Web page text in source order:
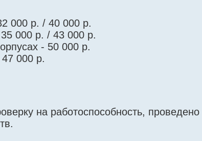
000 р. / 40 000 р.
000 р. / 43 000 р.
- 50 000 р.
000 р.
на работоспособность, проведено